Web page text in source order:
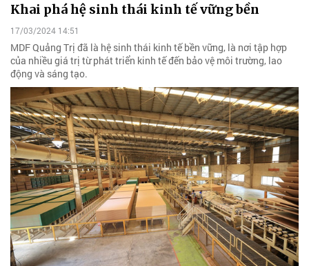
Khai phá hệ sinh thái kinh tế vững bền
17/03/2024 14:51
MDF Quảng Trị đã là hệ sinh thái kinh tế bền vững, là nơi tập hợp
của nhiều giá trị từ phát triển kinh tế đến bảo vệ môi trường, lao
động và sáng tạo.